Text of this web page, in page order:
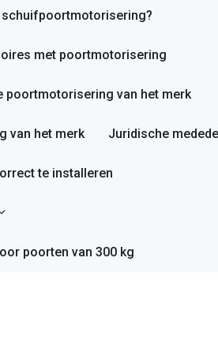
schuifpoortmotorisering?
met poortmotorisering
poortmotorisering van het merk
van het merk Juridische
te installeren
poorten van 300 kg